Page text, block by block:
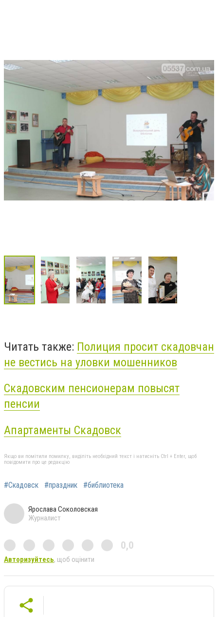
Читать также: Полиция просит скадовчан
не вестись на уловки мошенников
Скадовским пенсионерам повысят
пенсии
Апартаменты Скадовск
Якщо ви помітили помилку, виділіть необхідний текст і натисніть Ctrl + Enter, щоб
повідомити про це редакцію
#Скадовск #праздник #библиотека
Ярослава Соколовская
Журналист
0,0
Авторизуйтесь, щоб оцінити